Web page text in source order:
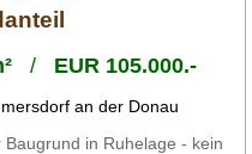
/ EUR 105.000.-
an der Donau
Baugrund in Ruhelage - kein